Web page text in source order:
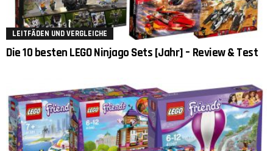
LEITFÄDEN UND VERGLEICHE
Die 10 besten LEGO Ninjago Sets [Jahr] – Review & Test